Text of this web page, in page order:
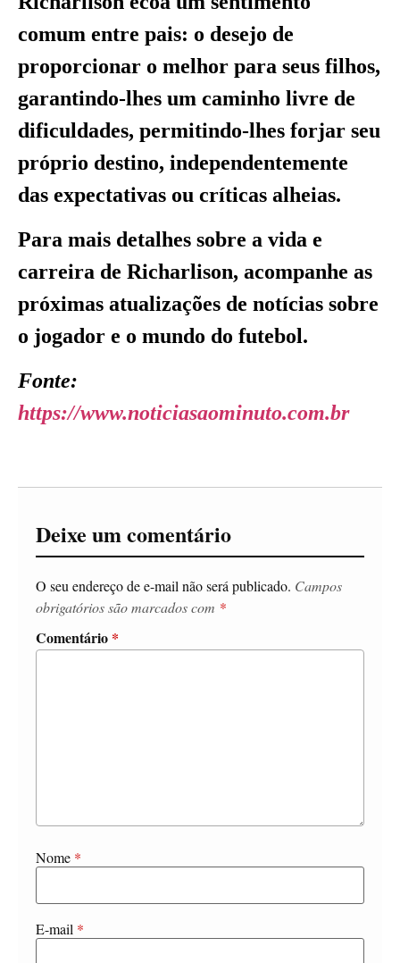
comum entre pais: o desejo de
proporcionar o melhor para seus filhos,
garantindo-lhes um caminho livre de
dificuldades, permitindo-lhes forjar seu
próprio destino, independentemente
das expectativas ou críticas alheias.
Para mais detalhes sobre a vida e
carreira de Richarlison, acompanhe as
próximas atualizações de notícias sobre
o jogador e o mundo do futebol.
Fonte:
https://www.noticiasaominuto.com.br
Deixe um comentário
O seu endereço de e-mail não será publicado. Campos
obrigatórios são marcados com *
Comentário *
Nome *
E-mail *